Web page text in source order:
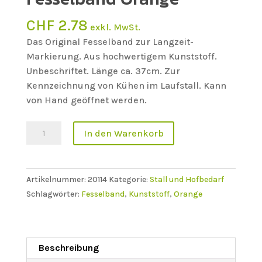
CHF 2.78 exkl. MwSt.
Das Original Fesselband zur Langzeit-
Markierung. Aus hochwertigem Kunststoff.
Unbeschriftet. Länge ca. 37cm. Zur
Kennzeichnung von Kühen im Laufstall. Kann
von Hand geöffnet werden.
Fesselband
In den Warenkorb
Artikelnummer: 20114 Kategorie: Stall und Hofbedarf
Schlagwörter: Fesselband, Kunststoff, Orange
Beschreibung